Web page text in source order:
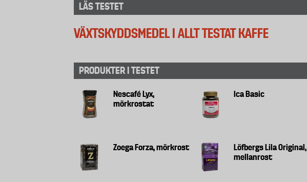
LÄS TESTET
VÄXTSKYDDSMEDEL I ALLT TESTAT KAFFE
PRODUKTER I TESTET
Nescafé Lyx,
mörkrostat
Ica Basic
Zoega Forza, mörkrost
Löfbergs Lila Original,
mellanrost